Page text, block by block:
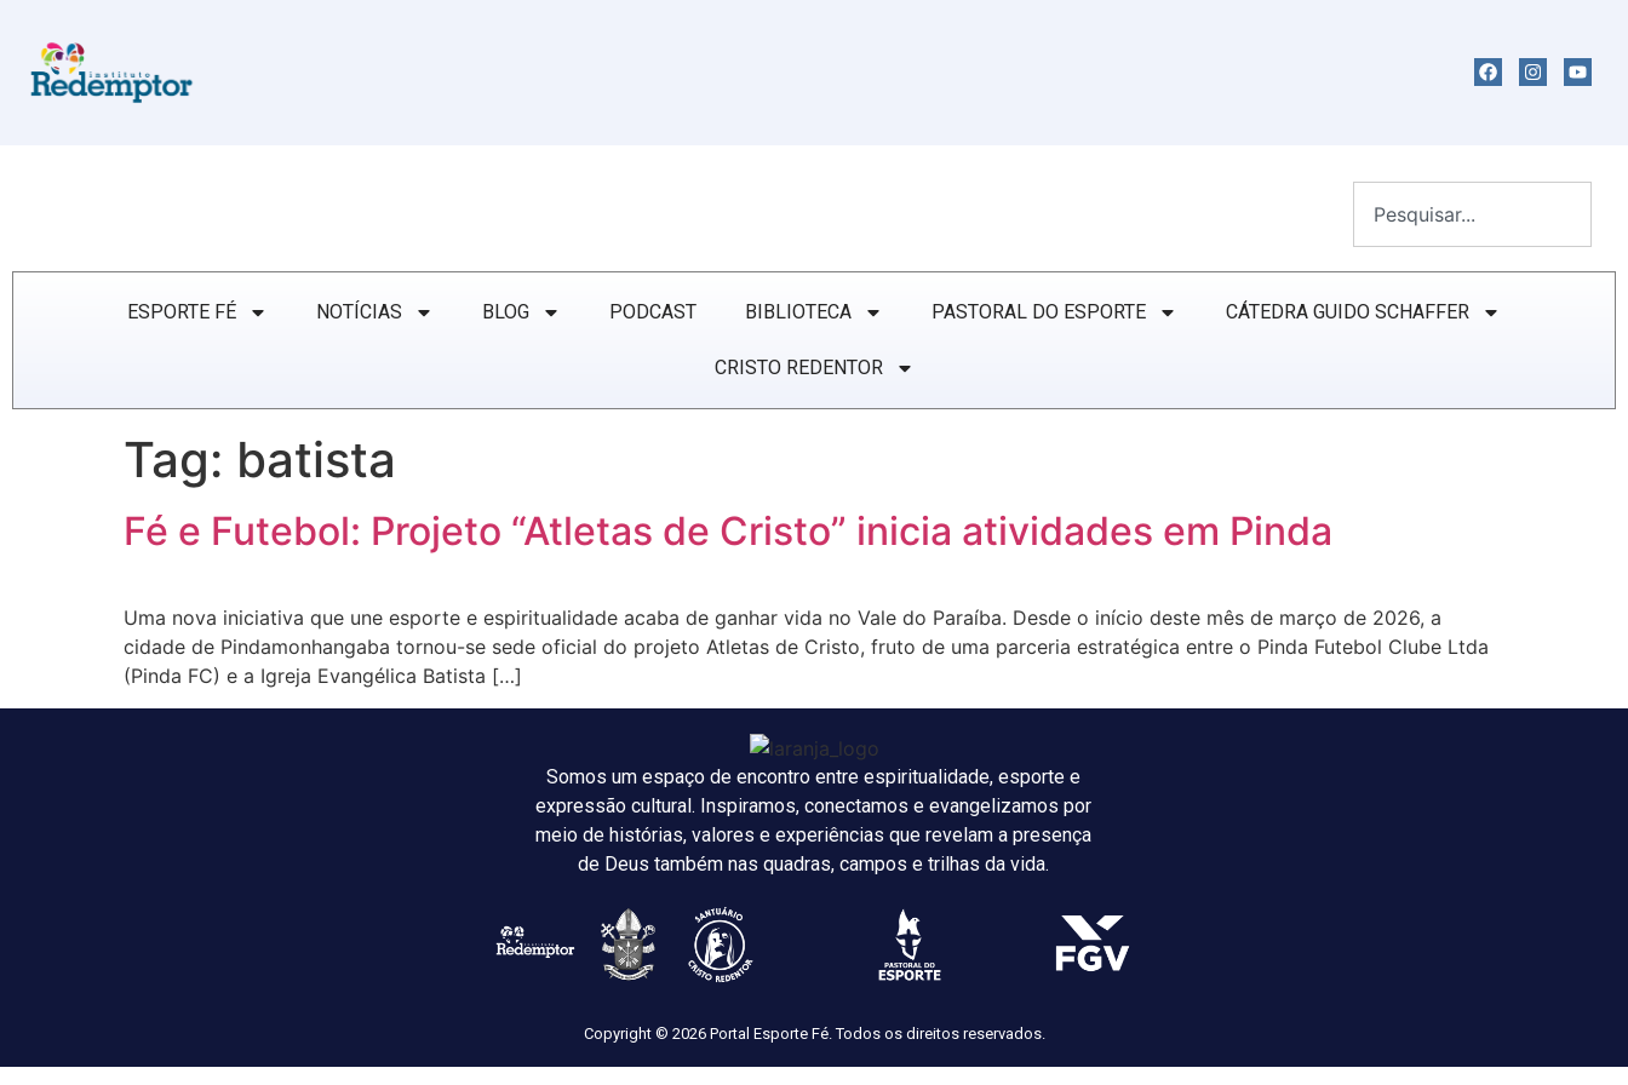
ESPORTE FÉ NOTÍCIAS BLOG PODCAST BIBLIOTECA PASTORAL DO ESPORTE CÁTEDRA GUIDO SCHAFFER
CRISTO REDENTOR
Tag: batista
Fé e Futebol: Projeto “Atletas de Cristo” inicia atividades em Pinda
Uma nova iniciativa que une esporte e espiritualidade acaba de ganhar vida no Vale do Paraíba. Desde o início deste mês de março de 2026, a
cidade de Pindamonhangaba tornou-se sede oficial do projeto Atletas de Cristo, fruto de uma parceria estratégica entre o Pinda Futebol Clube Ltda
(Pinda FC) e a Igreja Evangélica Batista […]
Somos um espaço de encontro entre espiritualidade, esporte e
expressão cultural. Inspiramos, conectamos e evangelizamos por
meio de histórias, valores e experiências que revelam a presença
de Deus também nas quadras, campos e trilhas da vida.
Copyright © 2026 Portal Esporte Fé. Todos os direitos reservados.